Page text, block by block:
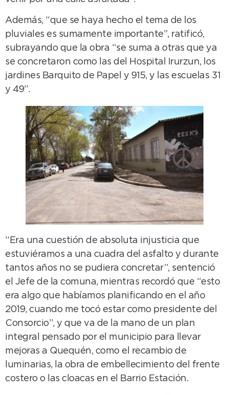
Además, “que se haya hecho el tema de los
pluviales es sumamente importante”, ratificó,
subrayando que la obra “se suma a otras que ya
se concretaron como las del Hospital Irurzun, los
jardines Barquito de Papel y 915, y las escuelas 31
y 49”.
“Era una cuestión de absoluta injusticia que
estuviéramos a una cuadra del asfalto y durante
tantos años no se pudiera concretar”, sentenció
el Jefe de la comuna, mientras recordó que “esto
era algo que habíamos planificando en el año
2019, cuando me tocó estar como presidente del
Consorcio”, y que va de la mano de un plan
integral pensado por el municipio para llevar
mejoras a Quequén, como el recambio de
luminarias, la obra de embellecimiento del frente
costero o las cloacas en el Barrio Estación.